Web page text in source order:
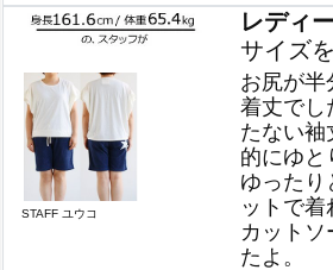
レディ
サイズ
STAFF ユウコ
お尻が半
着丈でし
たない袖
的にゆと
ゆったり
ットで
カットソ
たよ。